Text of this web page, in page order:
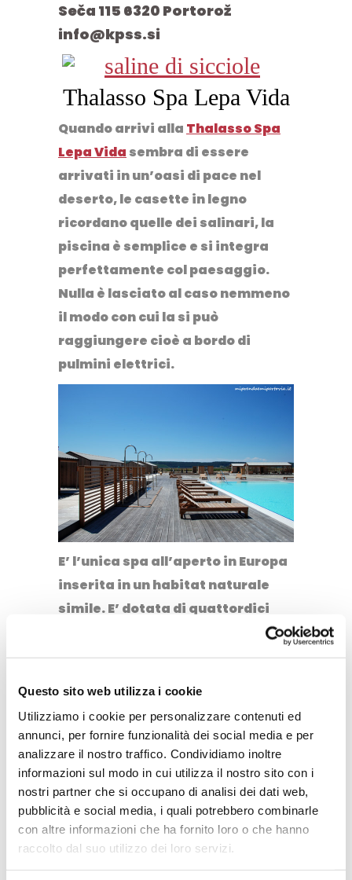
Questo sito web utilizza i cookie
Utilizziamo i cookie per personalizzare contenuti ed
annunci, per fornire funzionalità dei social media e per
analizzare il nostro traffico. Condividiamo inoltre
informazioni sul modo in cui utilizza il nostro sito con i
nostri partner che si occupano di analisi dei dati web,
pubblicità e social media, i quali potrebbero combinarle
con altre informazioni che ha fornito loro o che hanno
raccolto dal suo utilizzo dei loro servizi.
Seča 115 6320 Portorož
info@kpss.si
Thalasso Spa Lepa Vida
Quando arrivi alla Thalasso Spa
Lepa Vidasembra di essere
arrivati inun’oasi di pace nel
deserto, le casette in legno
ricordano quelle dei salinari, la
piscina è semplice e si integra
perfettamente col paesaggio.
Nulla è lasciato al caso nemmeno
il modo con cui la si può
raggiungere cioè a bordo di
pulmini elettrici.
E’ l’unica spa all’aperto in Europa
inserita in un habitat naturale
simile. E’ dotata di quattordici
costruzioni in legno, un bar, una
grande piscina con acqua di
fango rigorosamente delle
saline, tre vasche per terapie
Kneipp e quattro vasche per
bagni in acqua madre cioè
l’acqua termale che rimane dopo
che si è estratto il sale.